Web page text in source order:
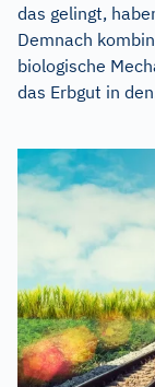
das gelingt,
Demnach
biologische
das Erbgut in